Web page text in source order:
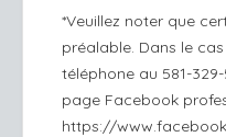
*Veuillez noter que
préalable. Dans le
téléphone au 581-
page Facebook
https://